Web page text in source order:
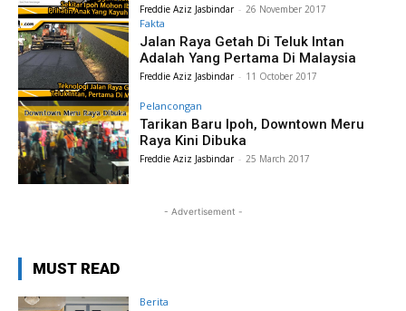
Freddie Aziz Jasbindar - 26 November 2017
Fakta
Jalan Raya Getah Di Teluk Intan
Adalah Yang Pertama Di Malaysia
Freddie Aziz Jasbindar - 11 October 2017
Pelancongan
Tarikan Baru Ipoh, Downtown Meru
Raya Kini Dibuka
Freddie Aziz Jasbindar - 25 March 2017
- Advertisement -
MUST READ
Berita